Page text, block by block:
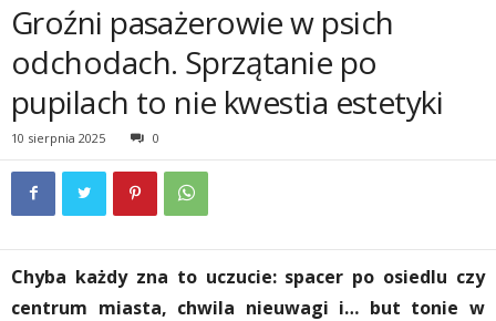
Groźni pasażerowie w psich
odchodach. Sprzątanie po
pupilach to nie kwestia estetyki
10 sierpnia 2025 0
Chyba każdy zna to uczucie: spacer po osiedlu czy
centrum miasta, chwila nieuwagi i… but tonie w